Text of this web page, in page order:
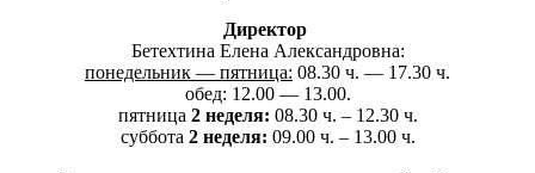
Директор
Бетехтина Елена Александровна:
понедельник — пятница: 08.30 ч. — 17.30 ч.
обед: 12.00 — 13.00.
пятница 2 неделя: 08.30 ч. – 12.30 ч.
суббота 2 неделя: 09.00 ч. – 13.00 ч.